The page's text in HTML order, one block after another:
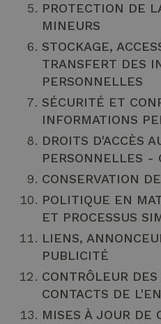
PROTECTION DE
MINEURS
STOCKAGE,
TRANSFERT DES
PERSONNELLES
SÉCURITÉ ET
INFORMATIONS
DROITS D'ACCÈS
PERSONNELLES -
CONSERVATION
POLITIQUE EN
ET PROCESSUS
LIENS,
PUBLICITÉ
CONTRÔLEUR
CONTACTS DE
MISES À JOUR DE